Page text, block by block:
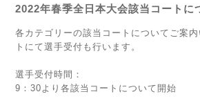
2022年春季全日本大会該当コートに
各カテゴリーの該当コートについてご案
トにて選手受付も行います。
選手受付時間：
9：30より各該当コートについて開始